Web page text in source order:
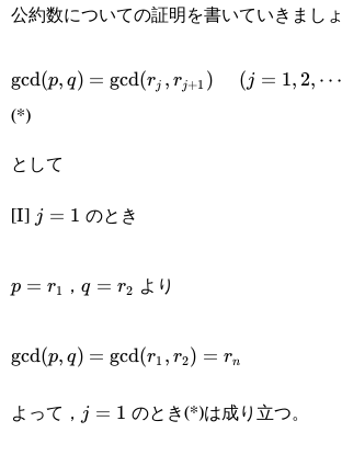
公約数についての証明を書いていきましょ
\text{gcd}
(p,q)=\text{gcd}
gcd(p, q) = gcd(rj , rj+1 ) (j = 1, 2, ⋯
(*)
として
[I] j=1
j = 1 のとき
p = r1 ，q = r2 より
\text{gcd}
(r_1,r_2)=r_n
gcd(p, q) = gcd(r1 , r2) = rn
よって， j=1
j = 1 のとき(*)は成り立つ。